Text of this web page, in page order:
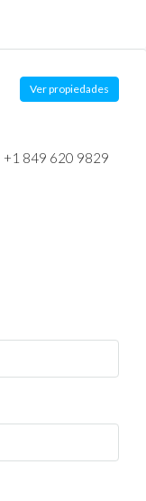
Ver propiedades
+1 849 620 9829